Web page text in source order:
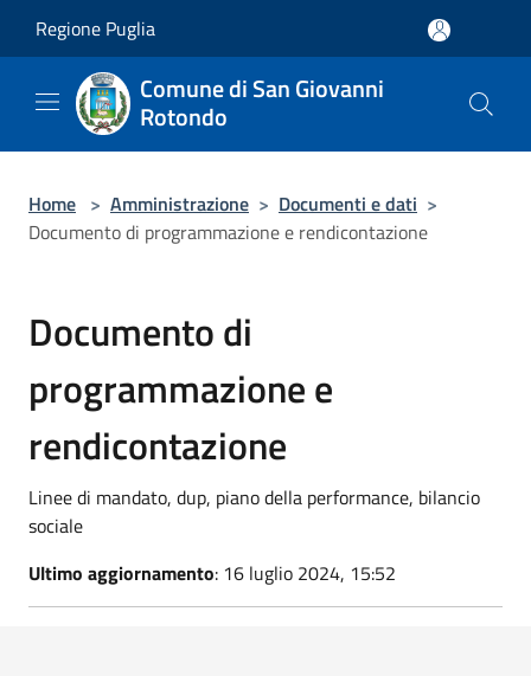
Regione Puglia
Comune di San Giovanni
Rotondo
Home > Amministrazione > Documenti e dati >
Documento di programmazione e rendicontazione
Documento di
programmazione e
rendicontazione
Linee di mandato, dup, piano della performance, bilancio
sociale
Ultimo aggiornamento: 16 luglio 2024, 15:52